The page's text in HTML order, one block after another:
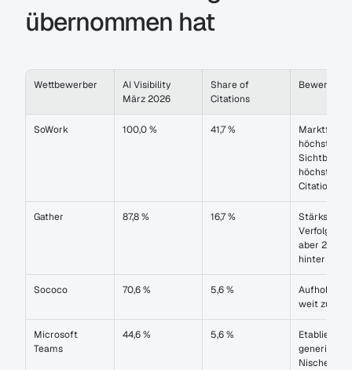
übernommen hat
Wettbewerber
AI Visibility
März 2026
Share of
Citations
Bewertung
SoWork 100,0 % 41,7 %
höchste
höchster
Citation-
Gather 87,8 % 16,7 %
Stärkster
Verfolger —
aber 25 PP
hinter
Sococo 70,6 % 5,6 %
Aufholend
weit zurück
Microsoft
Teams
44,6 % 5,6 %
Etabliert —
generisch,